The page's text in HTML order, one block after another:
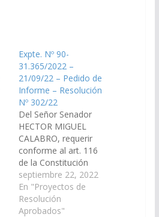
Expte. Nº 90-
31.365/2022 –
21/09/22 – Pedido de
Informe – Resolución
Nº 302/22
Del Señor Senador
HECTOR MIGUEL
CALABRO, requerir
conforme al art. 116
de la Constitución
Provincial y el Art. 149
del Reglamento de
este Cuerpo al Sr.
Ministro de
septiembre 22, 2022
En "Proyectos de
Resolución
Aprobados"